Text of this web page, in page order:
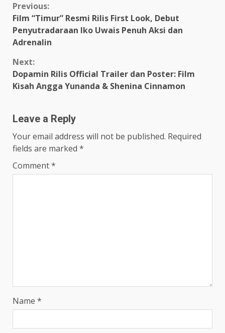
Continue
Reading
Previous:
Film “Timur” Resmi Rilis First Look, Debut
Penyutradaraan Iko Uwais Penuh Aksi dan
Adrenalin
Next:
Dopamin Rilis Official Trailer dan Poster: Film
Kisah Angga Yunanda & Shenina Cinnamon
Leave a Reply
Your email address will not be published. Required
fields are marked *
Comment*
Name *